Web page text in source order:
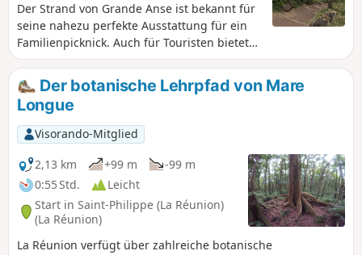
Der Strand von Grande Anse ist bekannt für
seine nahezu perfekte Ausstattung für ein
Familienpicknick. Auch für Touristen bietet
er die Gelegenheit zu einem eher kurzen
Entdeckungs- und Erholungsspaziergang
mit einem schönen Ausblick von der Spitze
des Pitons. Strand, schattige Plätze,
Picknickplätze und Aussichtspunkte auf das
Meer oder den Strand: Das ist
Gastfreundschaft auf La Réunion in
Perfektion!
Der botanische Lehrpfad von Mare
Longue
Visorando-Mitglied
2,13 km
+99 m
-99 m
0:55 Std.
Leicht
Start in Saint-Philippe (La Réunion)
(La Réunion)
La Réunion verfügt über zahlreiche botanische